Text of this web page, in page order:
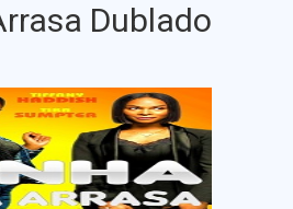
Dublado